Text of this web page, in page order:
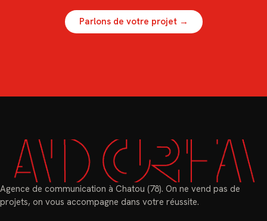
Parlons de votre projet →
Agence de communication à Chatou (78). On ne vend pas de
projets, on vous accompagne dans votre réussite.